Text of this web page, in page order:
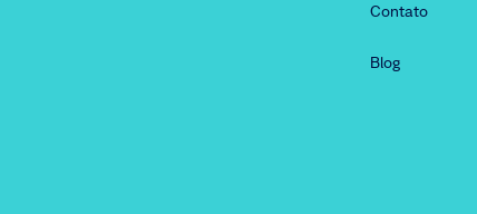
Contato
Blog